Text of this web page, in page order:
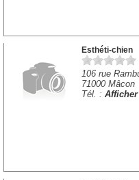
Esthéti-chien
106 rue
71000 Mâcon
Tél. :